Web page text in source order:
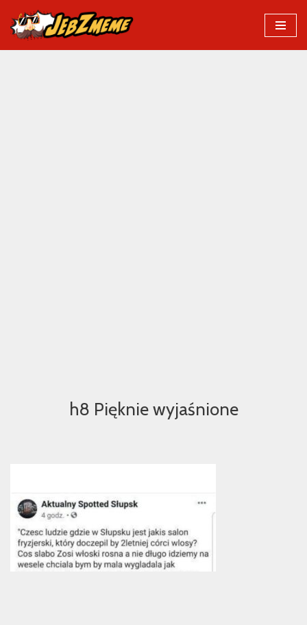
Przejdź
do
h8 Pięknie wyjaśnione